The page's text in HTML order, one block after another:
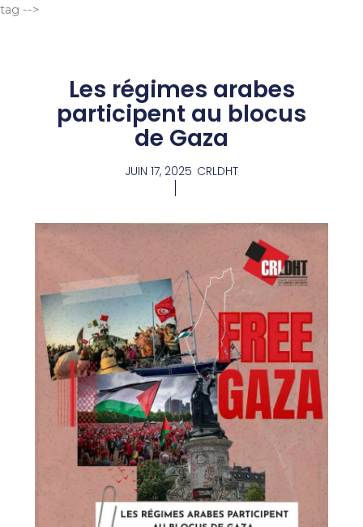
tag -->
Les régimes arabes
participent au blocus
de Gaza
JUIN 17, 2025 CRLDHT